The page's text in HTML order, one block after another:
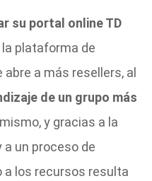
su portal online TD
plataforma de
a más resellers, al
de un grupo más
y gracias a la
un proceso de
a los recursos resulta